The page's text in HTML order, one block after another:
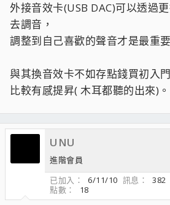
外接音效卡(USB DAC)可以透過
去調音，
調整到自己喜歡的聲音才是最重
與其換音效卡不如存點錢買初入
比較有感提昇( 木耳都聽的出來)。
UNU
進階會員
已加入
6/11/10 訊息 382
點數
18